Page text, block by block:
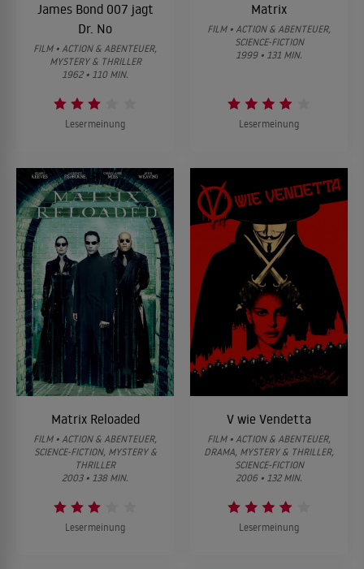
James Bond 007 jagt
Dr. No
FILM • ACTION & ABENTEUER,
MYSTERY & THRILLER
1962 • 110 MIN.
Lesermeinung
Matrix
FILM • ACTION & ABENTEUER,
SCIENCE-FICTION
1999 • 131 MIN.
Lesermeinung
Matrix Reloaded
FILM • ACTION & ABENTEUER,
SCIENCE-FICTION, MYSTERY &
THRILLER
2003 • 138 MIN.
Lesermeinung
V wie Vendetta
FILM • ACTION & ABENTEUER,
DRAMA, MYSTERY & THRILLER,
SCIENCE-FICTION
2006 • 132 MIN.
Lesermeinung